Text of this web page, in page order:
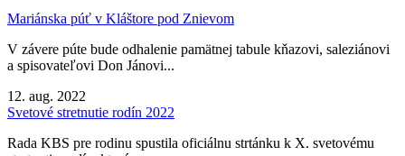
Mariánska púť v Kláštore pod Znievom
V závere púte bude odhalenie pamätnej tabule kňazovi, saleziánovi
a spisovateľovi Don Jánovi...
12. aug. 2022
Svetové stretnutie rodín 2022
Rada KBS pre rodinu spustila oficiálnu strtánku k X. svetovému